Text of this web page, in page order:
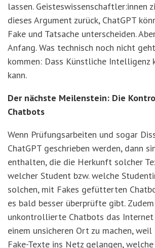
lassen. Geisteswissenschaftler:innen
dieses Argument zurück, ChatGPT
Fake und Tatsache unterscheiden.
Anfang. Was technisch noch nicht
kommen: Dass Künstliche Intelligenz
kann.
Der nächste Meilenstein: Die
Chatbots
Wenn Prüfungsarbeiten und sogar
ChatGPT geschrieben werden, dann
enthalten, die die Herkunft solcher
welcher Student bzw. welche
solchen, mit Fakes gefütterten
es bald besser überprüfte gibt.
unkontrollierte Chatbots das Internet
einem unsicheren Ort zu machen,
Fake-Texte ins Netz gelangen,